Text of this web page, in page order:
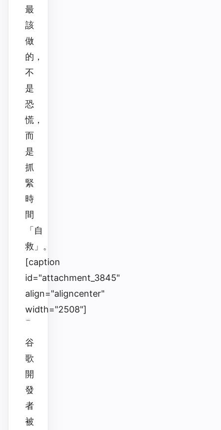
最
該
做
的，
不
是
恐
慌，
而
是
抓
緊
時
間
「自
救」。
[caption
id="attachment_3845"
align="aligncenter"
width="2508"]
谷
歌
開
發
者
被